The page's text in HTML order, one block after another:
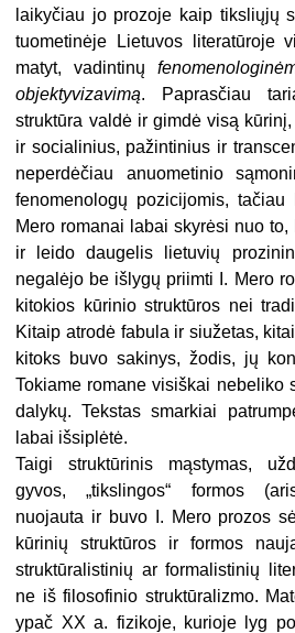
laikyčiau jo prozoje kaip tiksliųjų
tuometinėje Lietuvos literatūroje
matyt, vadintinų
objektyvizavimą. Paprasčiau
struktūra valdė ir gimdė visą
ir socialinius, pažintinius ir
neperdėčiau anuometinio
fenomenologų pozicijomis,
Mero romanai labai skyrėsi nuo
ir leido daugelis lietuvių
negalėjo be išlygų priimti I. Mero
kitokios kūrinio struktūros nei
Kitaip atrodė fabula ir siužetas,
kitoks buvo sakinys, žodis, jų
Tokiame romane visiškai nebeliko
dalykų. Tekstas smarkiai
labai išsiplėtė.
Taigi struktūrinis mąstymas,
gyvos, „tikslingos“ formos
nuojauta ir buvo I. Mero prozos
kūrinių struktūros ir formos
struktūralistinių ar formalistinių
ne iš filosofinio struktūralizmo.
ypač XX a. fizikoje, kurioje lyg